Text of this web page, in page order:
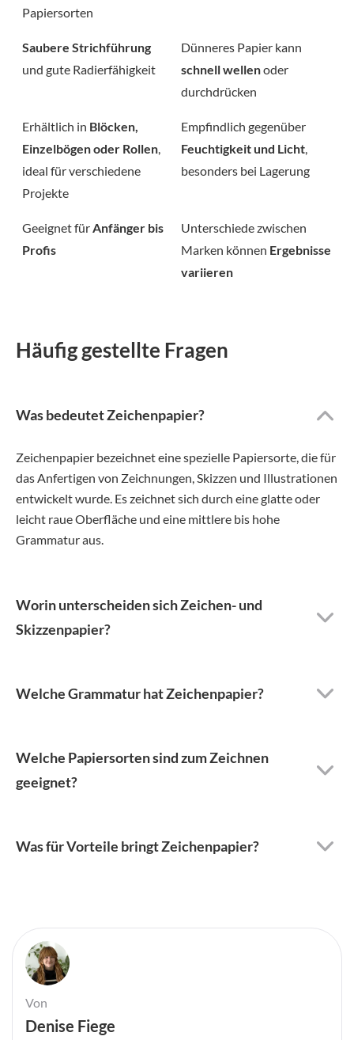
Papiersorten
Saubere Strichführung
und gute Radierfähigkeit
Dünneres Papier kann
schnell wellenoder
durchdrücken
Erhältlich in Blöcken,
Einzelbögen oder Rollen,
ideal für verschiedene
Projekte
Empfindlich gegenüber
Feuchtigkeit und Licht,
besonders bei Lagerung
Geeignet fürAnfänger bis
Profis
Unterschiede zwischen
Marken können Ergebnisse
variieren
Häufig gestellte Fragen
Was bedeutet Zeichenpapier?
Zeichenpapier bezeichnet eine spezielle Papiersorte, die für
das Anfertigen von Zeichnungen, Skizzen und Illustrationen
entwickelt wurde. Es zeichnet sich durch eine glatte oder
leicht raue Oberfläche und eine mittlere bis hohe
Grammatur aus.
Worin unterscheiden sich Zeichen- und
Skizzenpapier?
Welche Grammatur hat Zeichenpapier?
Welche Papiersorten sind zum Zeichnen
geeignet?
Was für Vorteile bringt Zeichenpapier?
Von
Denise Fiege